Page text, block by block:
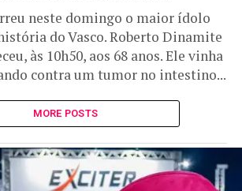
neste domingo o maior ídolo
do Vasco. Roberto Dinamite
às 10h50, aos 68 anos. Ele vinha
contra um tumor no intestino...
MORE POSTS